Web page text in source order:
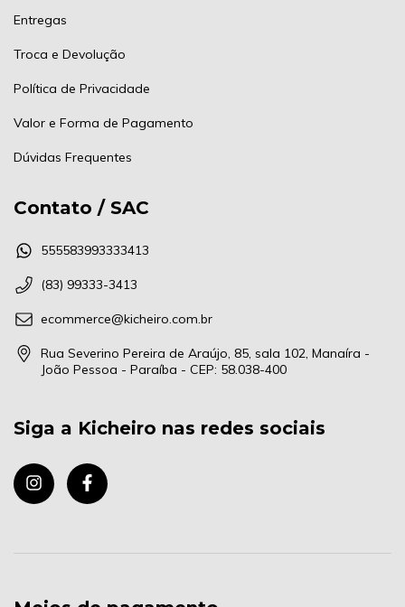
Entregas
Troca e Devolução
Política de Privacidade
Valor e Forma de Pagamento
Dúvidas Frequentes
Contato / SAC
555583993333413
(83) 99333-3413
ecommerce@kicheiro.com.br
Rua Severino Pereira de Araújo, 85, sala 102, Manaíra -
João Pessoa - Paraíba - CEP: 58.038-400
Siga a Kicheiro nas redes sociais